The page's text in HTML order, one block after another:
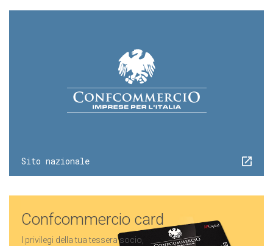
Sito nazionale
Confcommercio card
I privilegi della tua tessera socio,